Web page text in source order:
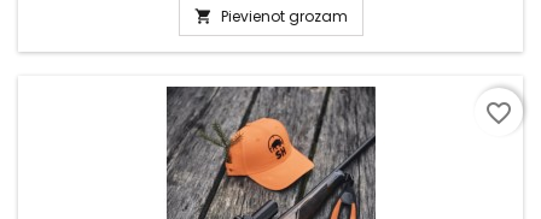
 Pievienot grozam
favorite_border